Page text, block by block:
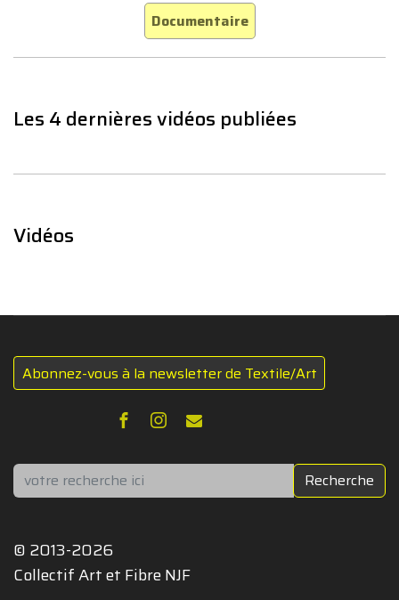
Documentaire
Les 4 dernières vidéos publiées
Vidéos
Abonnez-vous à la newsletter de Textile/Art
Rechercher Recherche
© 2013-2026
Collectif Art et Fibre NJF